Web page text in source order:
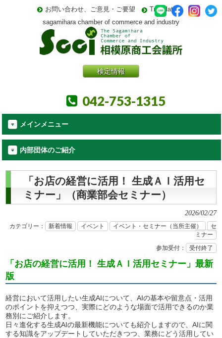
sagamihara chamber of commerce and industry
お問い合わせ、ご意見・ご要望 Translate
検定情報
042-753-1315
メインメニュー
内部団体のご紹介
「お店の経営に活用！ 生成ＡＩ活用セ
ミナー」（商業部会セミナー）
2026/02/27
カテゴリー： 新着情報 イベント イベント・セミナー（当所主催）
セ
ミナー
参加受付：
受付終了
「お店の経営に活用！ 生成ＡＩ活用セミナー」最新
版
経営において活用したい生成AIについて、AIの基本や留意点・活用
のポイントを抑えつつ、実際にどのような場面で活用できるのか業
務別にご紹介します。
日々進化する生成AIの最新機能についても紹介しますので、AIに関
する知識をアップデートしていただきつつ、業務にどう活用してい